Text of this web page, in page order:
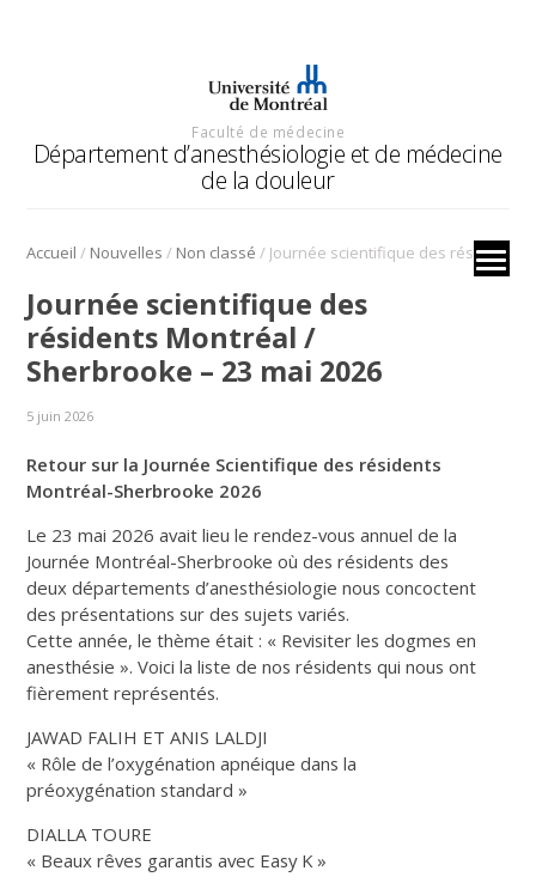
Faculté de médecine
Département d’anesthésiologie et de médecine
de la douleur
Accueil / Nouvelles / Non classé / Journée scientifique des résidents Montréal / Sherbrooke – 23 mai 2026
Journée scientifique des
résidents Montréal /
Sherbrooke – 23 mai 2026
5 juin 2026
Retour sur la Journée Scientifique des résidents
Montréal-Sherbrooke 2026
Le 23 mai 2026 avait lieu le rendez-vous annuel de la
Journée Montréal-Sherbrooke où des résidents des
deux départements d’anesthésiologie nous concoctent
des présentations sur des sujets variés.
Cette année, le thème était : « Revisiter les dogmes en
anesthésie ». Voici la liste de nos résidents qui nous ont
fièrement représentés.
JAWAD FALIH ET ANIS LALDJI
« Rôle de l’oxygénation apnéique dans la
préoxygénation standard »
DIALLA TOURE
« Beaux rêves garantis avec Easy K »